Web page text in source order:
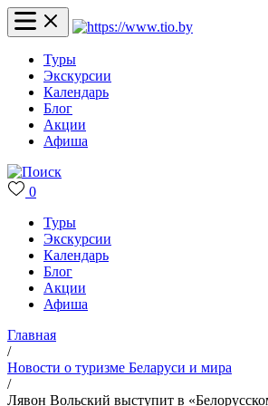
Туры
Экскурсии
Календарь
Блог
Акции
Афиша
0
Туры
Экскурсии
Календарь
Блог
Акции
Афиша
Главная
/
Новости о туризме Беларуси и мира
/
Лявон Вольский выступит в